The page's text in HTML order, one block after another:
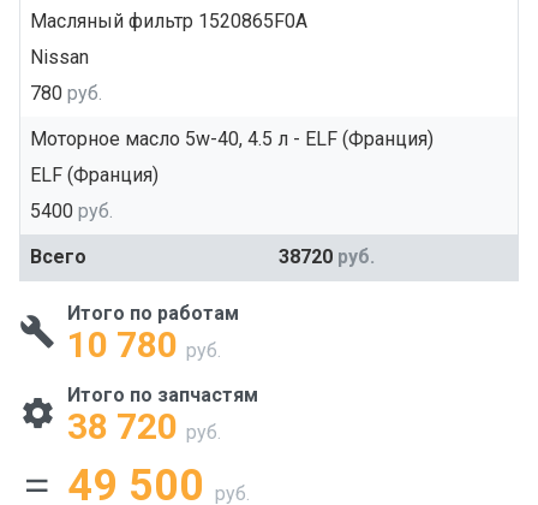
Масляный фильтр 1520865F0A
Nissan
780 руб.
Моторное масло 5w-40, 4.5 л - ELF (Франция)
ELF (Франция)
5400 руб.
Всего
38720 руб.
Итого по работам
10 780 руб.
Итого по запчастям
38 720 руб.
49 500 руб.